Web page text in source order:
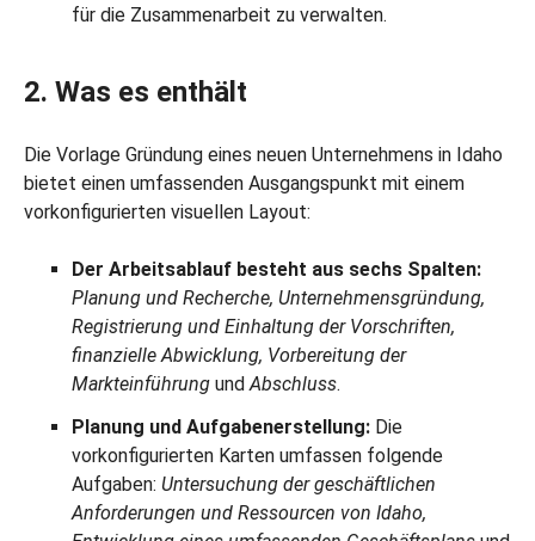
für die Zusammenarbeit zu verwalten.
2. Was es enthält
Die Vorlage Gründung eines neuen Unternehmens in Idaho
bietet einen umfassenden Ausgangspunkt mit einem
vorkonfigurierten visuellen Layout:
Der Arbeitsablauf besteht aus sechs Spalten:
Planung und Recherche, Unternehmensgründung,
Registrierung und Einhaltung der Vorschriften,
finanzielle Abwicklung, Vorbereitung der
Markteinführung undAbschluss.
Planung und Aufgabenerstellung: Die
vorkonfigurierten Karten umfassen folgende
Aufgaben: Untersuchung der geschäftlichen
Anforderungen und Ressourcen von Idaho,